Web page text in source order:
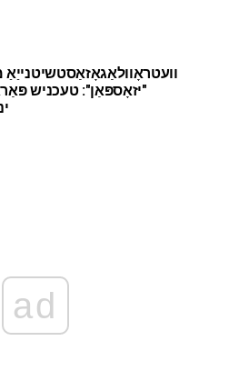
"יזאָספּאַן": טעכניש
ad